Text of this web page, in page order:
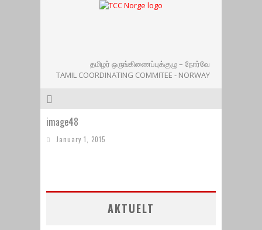
தமிழர் ஒருங்கிணைப்புக்குழு – நோர்வே
TAMIL COORDINATING COMMITEE - NORWAY
image48
January 1, 2015
AKTUELT